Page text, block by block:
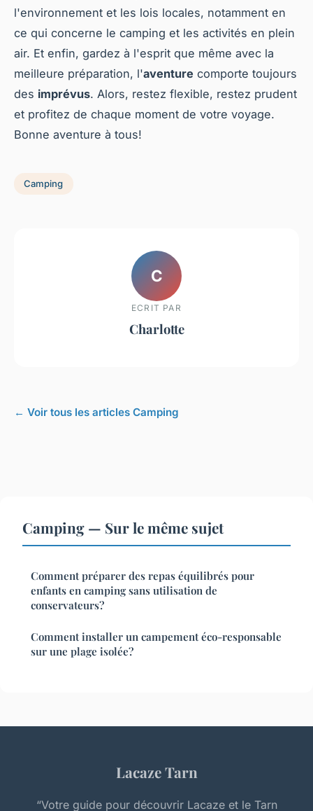
l'environnement et les lois locales, notamment en
ce qui concerne le camping et les activités en plein
air. Et enfin, gardez à l'esprit que même avec la
meilleure préparation, l'aventure comporte toujours
des imprévus. Alors, restez flexible, restez prudent
et profitez de chaque moment de votre voyage.
Bonne aventure à tous!
Camping
C
ECRIT PAR
Charlotte
← Voir tous les articles Camping
Camping — Sur le même sujet
Comment préparer des repas équilibrés pour
enfants en camping sans utilisation de
conservateurs?
Comment installer un campement éco-responsable
sur une plage isolée?
Lacaze Tarn
“Votre guide pour découvrir Lacaze et le Tarn